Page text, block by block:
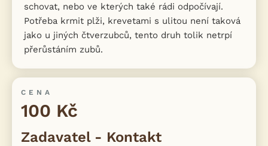
schovat, nebo ve kterých také rádi odpočívají.
Potřeba krmit plži, krevetami s ulitou není taková
jako u jiných čtverzubců, tento druh tolik netrpí
přerůstáním zubů.
CENA
100 Kč
Zadavatel - Kontakt